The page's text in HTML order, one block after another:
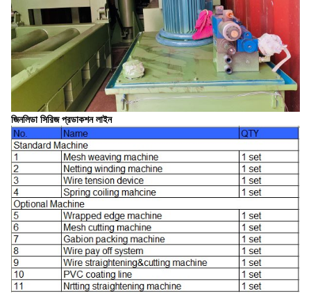
জিনলিডা সিরিজ প্রডাকশন লাইন